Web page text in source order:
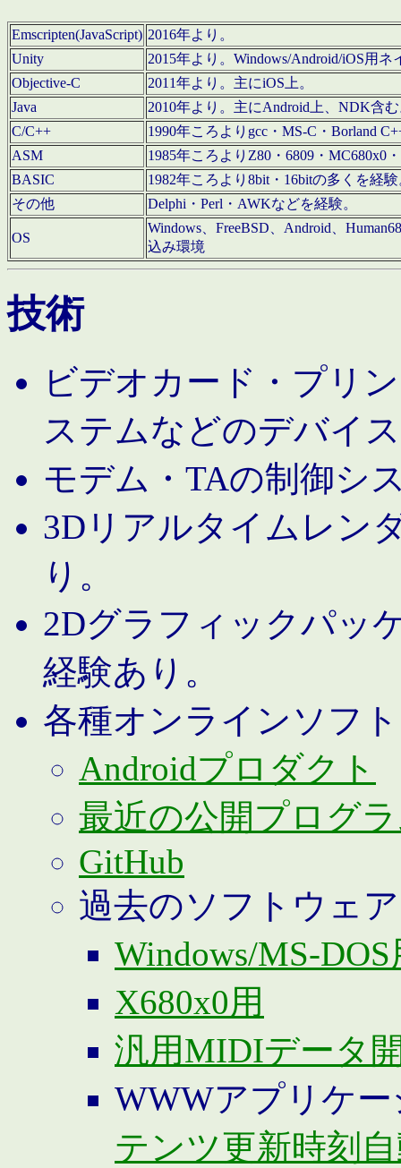
Emscripten(JavaScript) 2016年より。
Unity
2015年より。Windows/Android/iOS用
Objective-C
2011年より。主にiOS上。
Java
2010年より。主にAndroid上、NDK含
C/C++
1990年ころよりgcc・MS-C・Borland
ASM
1985年ころよりZ80・6809・MC680x0
BASIC
1982年ころより8bit・16bitの多くを経
その他
Delphi・Perl・AWKなどを経験。
OS
Windows、FreeBSD、Android、
込み環境
技術
ビデオカード・プリ
ステムなどのデバイ
モデム・TAの制御シ
3Dリアルタイムレン
り。
2Dグラフィックパッ
経験あり。
各種オンラインソフ
Androidプロダクト
最近の公開プログ
GitHub
過去のソフトウェア
Windows/MS-DOS
X680x0用
汎用MIDIデータ
WWWアプリケ
テンツ更新時刻